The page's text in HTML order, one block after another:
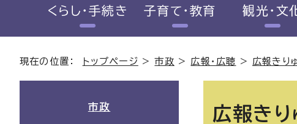
くらし・手続き 子育て・教育 観光・文
現在の位置： トップページ >市政 > 広報・広聴 > 広報きり
広報き
市政